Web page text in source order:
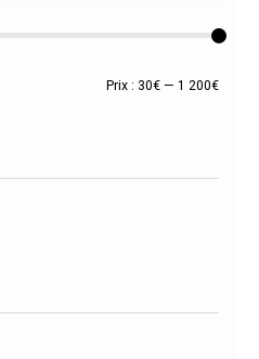
Prix
Prix
Prix : 30€ —1 200€